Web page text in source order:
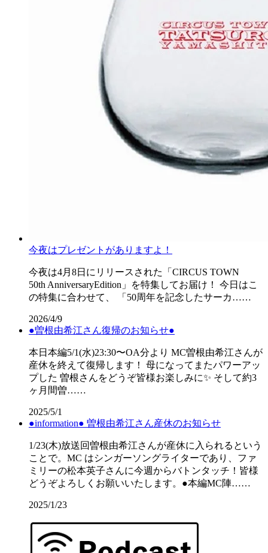
今夜はプレゼントがありますよ！
今夜は4月8日にリリースされた「CIRCUS TOWN
50th AnniversaryEdition」を特集してお届け！ 今日はこ
の特集に合わせて、 「50周年を記念したサーカ……
2026/4/9
●曽根由希江さん復帰のお知らせ●
本日本編5/1(水)23:30〜OA分より MC曽根由希江さんが
産休を終えて復帰します！ 母になってまたパワーアッ
プした 曽根さんをどうぞ皆様お楽しみに✨ そして約3
ヶ月間曽……
2025/5/1
●information● 曽根由希江さん産休のお知らせ
1/23(木)放送回曽根由希江さんが産休に入られるという
ことで。MC はシンガーソングライターであり、ファ
ミリーの松本英子さんに今週からバトンタッチ！皆様
どうぞよろしくお願いいたします。●本編MC陣……
2025/1/23